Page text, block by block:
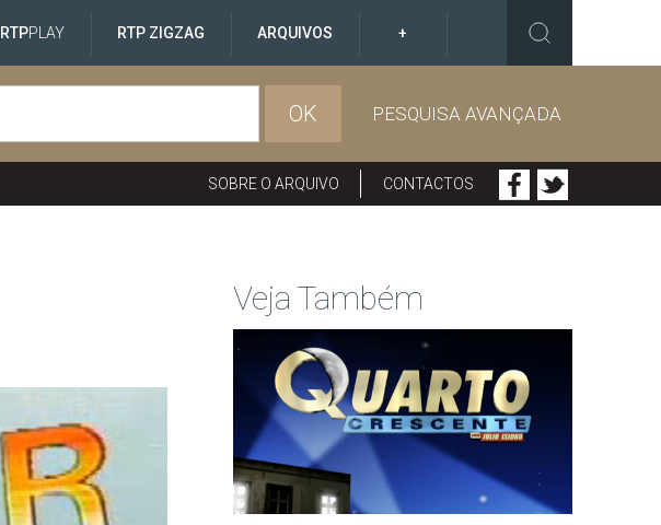
RTPPLAY RTP ZIGZAG ARQUIVOS +
OK PESQUISA AVANÇADA
SOBRE O ARQUIVO CONTACTOS
Veja Também